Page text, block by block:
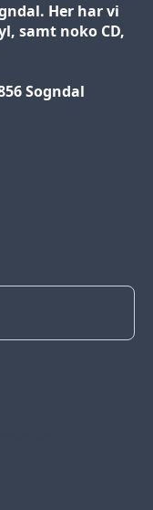
Her har vi
samt noko CD,
Sogndal